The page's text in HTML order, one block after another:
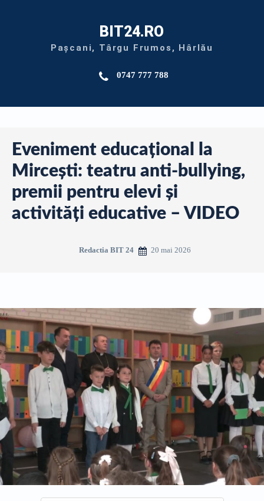
BIT24.RO
Pașcani, Târgu Frumos, Hârlău
0747 777 788
Eveniment educațional la
Mircești: teatru anti-bullying,
premii pentru elevi și
activități educative – VIDEO
Redactia BIT 24 20 mai 2026